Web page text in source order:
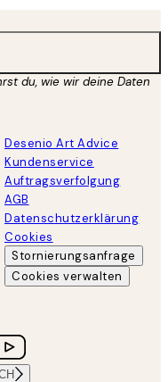
du, wie wir deine Daten
Desenio Art Advice
Kundenservice
Auftragsverfolgung
AGB
Datenschutzerklärung
Cookies
Stornierungsanfrage
Cookies verwalten